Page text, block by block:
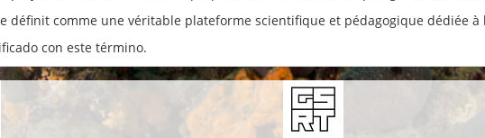
définit comme une véritable plateforme scientifique et pédagogique dédiée
con este término.